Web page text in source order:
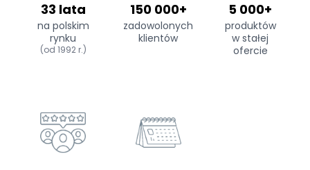
33 lata
na polskim
rynku
(od 1992 r.)
150 000+
zadowolonych
klientów
5 000+
produktów
w stałej
ofercie